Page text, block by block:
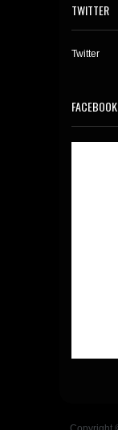
TWITTER
Twitter